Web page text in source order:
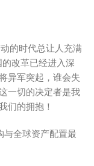
的时代总让人充满
改革已经进入深
异军突起，谁会失
一切的决定者是我
们的拥抱！
全球资产配置最